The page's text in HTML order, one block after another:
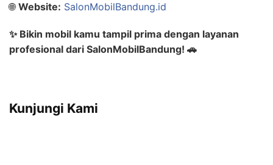
🌐 Website: SalonMobilBandung.id
✨ Bikin mobil kamu tampil prima dengan layanan
profesional dari SalonMobilBandung! 🚗
Kunjungi Kami